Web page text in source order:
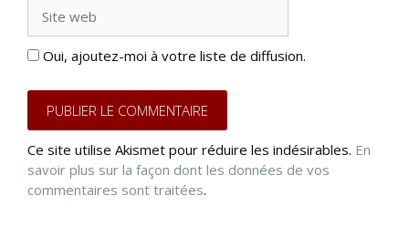
web
Oui, ajoutez-moi à votre liste de diffusion.
Ce site utilise Akismet pour réduire les indésirables. En
savoir plus sur la façon dont les données de vos
commentaires sont traitées.